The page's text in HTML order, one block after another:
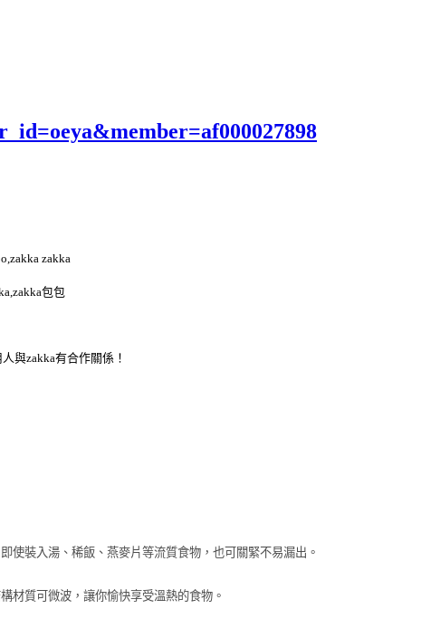
zakka
包包
與zakka有合作關係！
使裝入湯、稀飯、燕麥片等流質食物，也可關緊不易漏出。
材質可微波，讓你愉快享受溫熱的食物。